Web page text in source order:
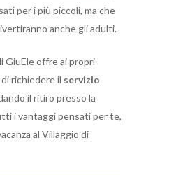
per i più piccoli, ma che
anche gli adulti.
GiuEle offre ai propri
richiedere il servizio
il ritiro presso la
i vantaggi pensati per te,
al Villaggio di